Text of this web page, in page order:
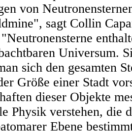
von
sagt Collin
Universum.
sich den gesamten
Größe einer Stadt
dieser Objekte
Physik verstehen, die
Ebene